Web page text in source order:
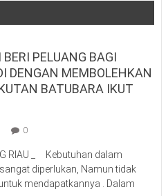
PELUANG BAGI
DENGAN MEMBOLEHKAN
BATUBARA IKUT
0
RIAU _ Kebutuhan dalam
diperlukan, Namun tidak
mendapatkannya . Dalam